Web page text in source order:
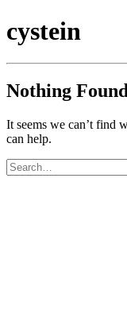
cystein
Nothing
It seems we can’t find
can help.